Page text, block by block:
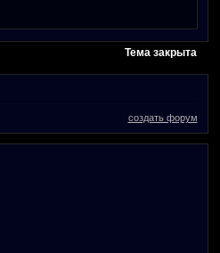
Тема закрыта
создать форум